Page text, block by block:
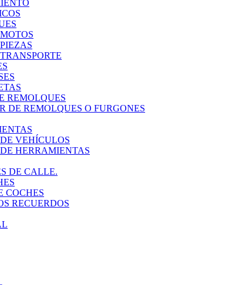
REMOLQUES
DE REMOLQUES O FURGONES
VEHÍCULOS
HERRAMIENTAS
DE CALLE.
COCHES
RECUERDOS